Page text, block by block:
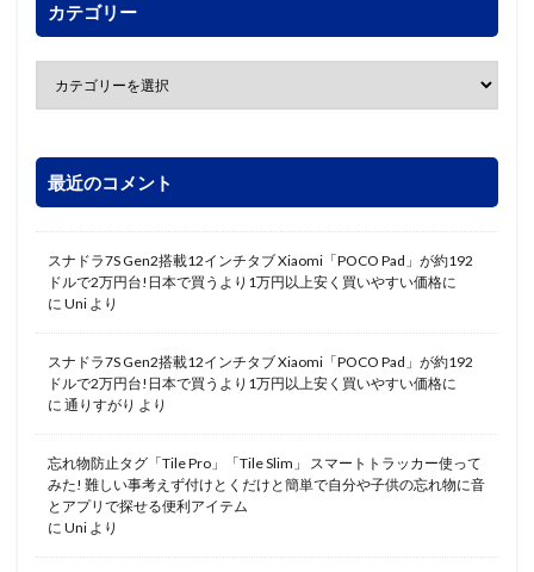
カテゴリー
最近のコメント
スナドラ7S Gen2搭載12インチタブ Xiaomi「POCO Pad」が約192
ドルで2万円台!日本で買うより1万円以上安く買いやすい価格に
に Uni より
スナドラ7S Gen2搭載12インチタブ Xiaomi「POCO Pad」が約192
ドルで2万円台!日本で買うより1万円以上安く買いやすい価格に
に 通りすがり より
忘れ物防止タグ「Tile Pro」「Tile Slim」 スマートトラッカー使って
みた! 難しい事考えず付けとくだけと簡単で自分や子供の忘れ物に音
とアプリで探せる便利アイテム
に Uni より